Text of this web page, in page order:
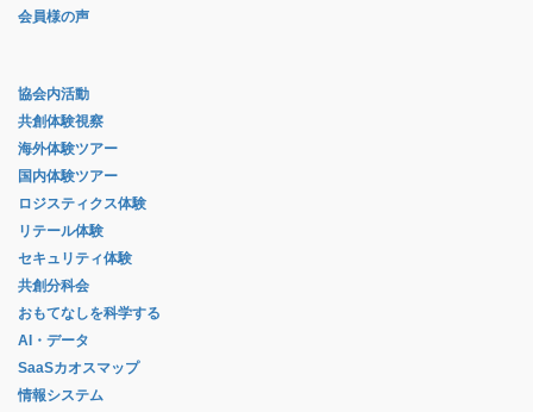
会員様の声
協会内活動
共創体験視察
海外体験ツアー
国内体験ツアー
ロジスティクス体験
リテール体験
セキュリティ体験
共創分科会
おもてなしを科学する
AI・データ
SaaSカオスマップ
情報システム